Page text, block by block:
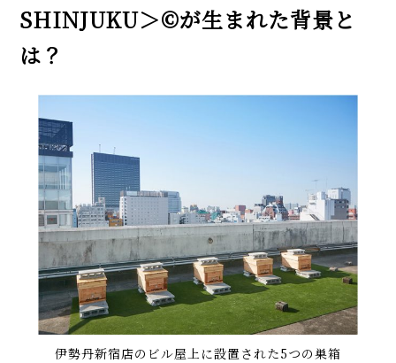
SHINJUKU＞©が生まれた背景と
は？
伊勢丹新宿店のビル屋上に設置された5つの巣箱